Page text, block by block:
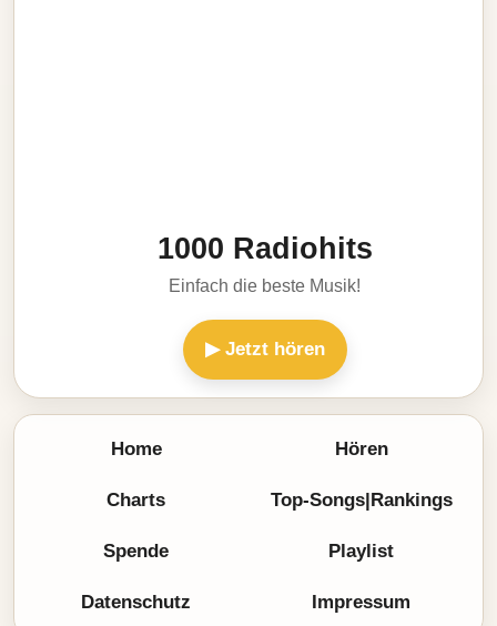
1000 Radiohits
Einfach die beste Musik!
▶ Jetzt hören
Home Hören
Charts Top-Songs|Rankings
Spende Playlist
Datenschutz Impressum